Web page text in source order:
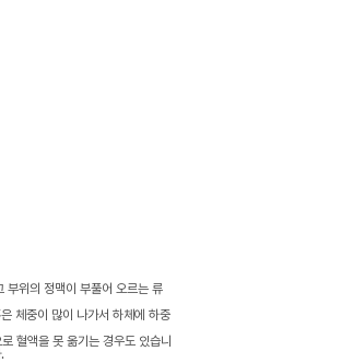
부위의 정맥이 부풀어 오르는 류
체중이 많이 나가서 하체에 하중
혈액을 못 옮기는 경우도 있습니